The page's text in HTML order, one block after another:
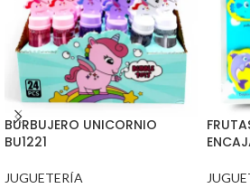
BURBUJERO UNICORNIO
BU1221
JUGUETERÍA